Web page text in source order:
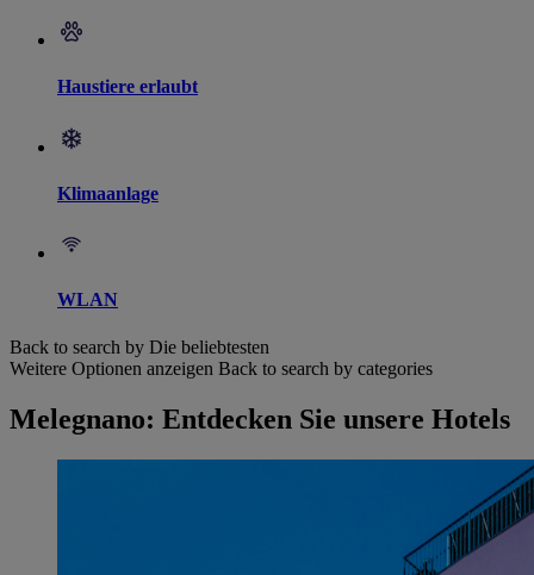
Haustiere erlaubt
Klimaanlage
WLAN
Back to search by Die beliebtesten
Weitere Optionen anzeigen Back to search by categories
Melegnano: Entdecken Sie unsere Hotels